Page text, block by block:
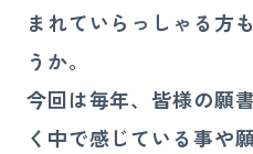
お問
まれていらっしゃる方
うか。
今回は毎年、皆様の願
く中で感じている事や